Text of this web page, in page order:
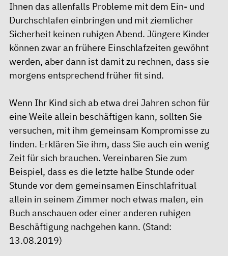
Ihnen das allenfalls Probleme mit dem Ein- und
Durchschlafen einbringen und mit ziemlicher
Sicherheit keinen ruhigen Abend. Jüngere Kinder
können zwar an frühere Einschlafzeiten gewöhnt
werden, aber dann ist damit zu rechnen, dass sie
morgens entsprechend früher fit sind.
Wenn Ihr Kind sich ab etwa drei Jahren schon für
eine Weile allein beschäftigen kann, sollten Sie
versuchen, mit ihm gemeinsam Kompromisse zu
finden. Erklären Sie ihm, dass Sie auch ein wenig
Zeit für sich brauchen. Vereinbaren Sie zum
Beispiel, dass es die letzte halbe Stunde oder
Stunde vor dem gemeinsamen Einschlafritual
allein in seinem Zimmer noch etwas malen, ein
Buch anschauen oder einer anderen ruhigen
Beschäftigung nachgehen kann. (Stand:
13.08.2019)